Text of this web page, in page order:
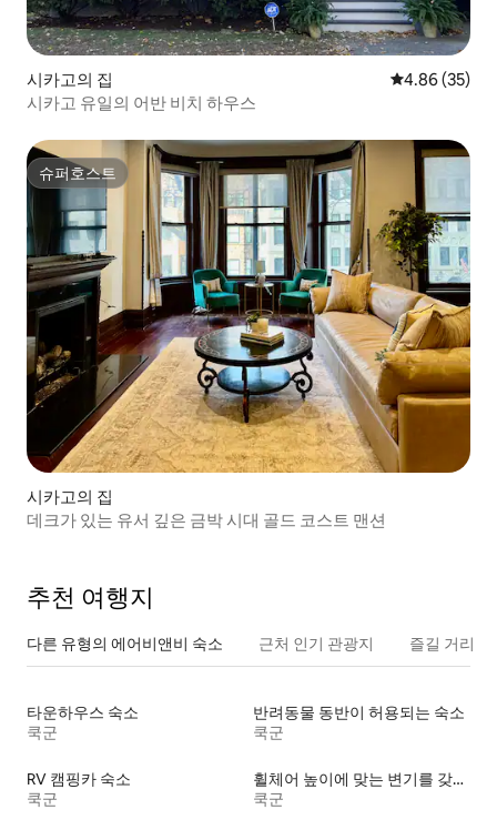
시카고의 집 평점 4.86점(5
4.86 (35)
시카고 유일의 어반 비치 하우스
슈퍼호스트
슈퍼호스트
시카고의 집
데크가 있는 유서 깊은 금박 시대 골드 코스트 맨션
추천 여행지
다른 유형의 에어비앤비 숙소 근처 인기 관광지 즐길 거리
타운하우스 숙소
쿡군
반려동물 동반이 허용되는 숙소
쿡군
RV 캠핑카 숙소
쿡군
휠체어 높이에 맞는 변기를 갖춘 숙소
쿡군